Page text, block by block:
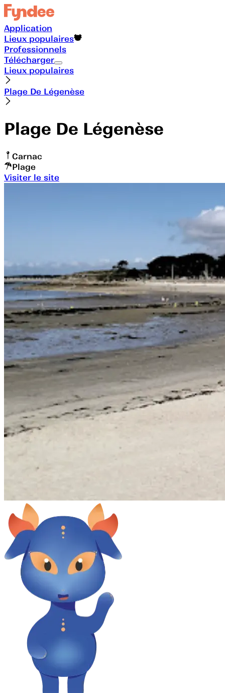
Application
Lieux populaires
Professionnels
Télécharger
Lieux populaires
Plage De Légenèse
Plage De Légenèse
Carnac
Plage
Visiter le site